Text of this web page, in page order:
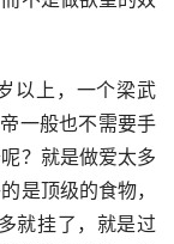
以上，一个梁武
一般也不需要手
？就是做爱太多
是顶级的食物，
就挂了，就是过